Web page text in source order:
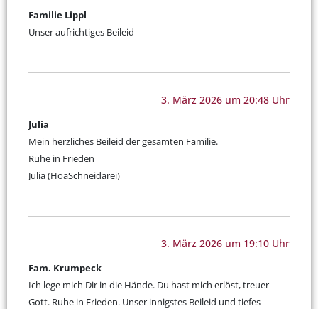
Familie Lippl
Unser aufrichtiges Beileid
3. März 2026 um 20:48 Uhr
Julia
Mein herzliches Beileid der gesamten Familie.
Ruhe in Frieden
Julia (HoaSchneidarei)
3. März 2026 um 19:10 Uhr
Fam. Krumpeck
Ich lege mich Dir in die Hände. Du hast mich erlöst, treuer
Gott. Ruhe in Frieden. Unser innigstes Beileid und tiefes